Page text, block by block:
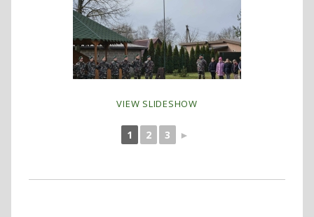
VIEW SLIDESHOW
1 2 3 ►